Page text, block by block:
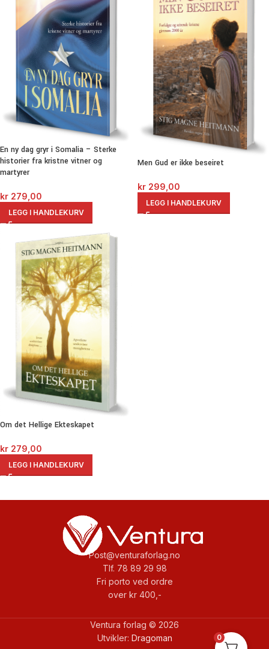
En ny dag gryr i Somalia – Sterke
historier fra kristne vitner og
martyrer
kr 279,00
LEGG I HANDLEKURV
Men Gud er ikke beseiret
kr 299,00
LEGG I HANDLEKURV
Om det Hellige Ekteskapet
kr 279,00
LEGG I HANDLEKURV
Post@venturaforlag.no
Tlf. 78 89 29 98
Fri porto ved ordre
over kr 400,-
Ventura forlag © 2026
Utvikler: Dragoman 0